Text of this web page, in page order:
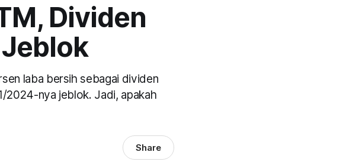
Dividen
laba bersih sebagai dividen
2024-nya jeblok. Jadi, apakah
Share